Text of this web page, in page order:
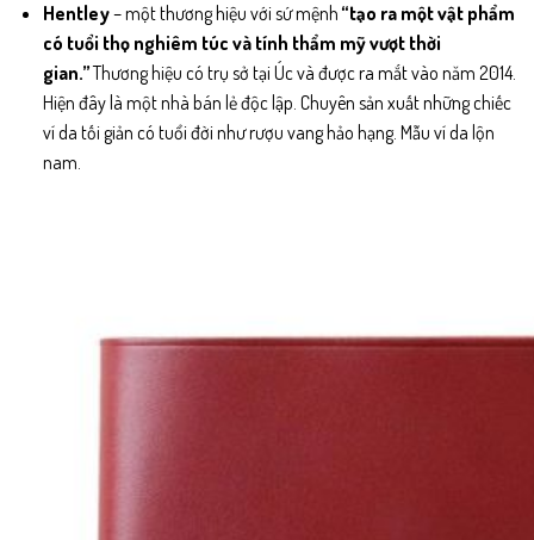
Hentley– một thương hiệu với sứ mệnh “tạo ra một vật phẩm
có tuổi thọ nghiêm túc và tính thẩm mỹ vượt thời
gian.”Thương hiệu có trụ sở tại Úc và được ra mắt vào năm 2014.
Hiện đây là một nhà bán lẻ độc lập. Chuyên sản xuất những chiếc
ví da tối giản có tuổi đời như rượu vang hảo hạng. Mẫu ví da lộn
nam.